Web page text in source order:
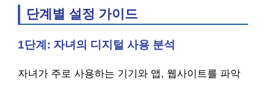
단계별 설정 가이드
1단계: 자녀의 디지털 사용 분석
자녀가 주로 사용하는 기기와 앱, 웹사이트를 파악